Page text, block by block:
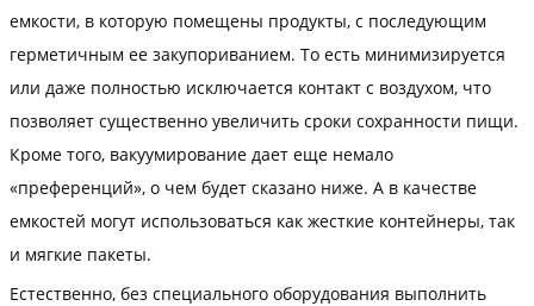
емкости, в которую помещены продукты, с последующим
герметичным ее закупориванием. То есть минимизируется
или даже полностью исключается контакт с воздухом, что
позволяет существенно увеличить сроки сохранности пищи.
Кроме того, вакуумирование дает еще немало
«преференций», о чем будет сказано ниже. А в качестве
емкостей могут использоваться как жесткие контейнеры, так
и мягкие пакеты.
Естественно, без специального оборудования выполнить